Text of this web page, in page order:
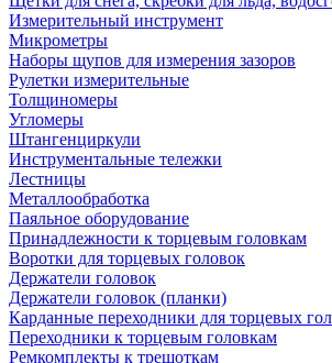
Измерительный инструмент
Микрометры
Наборы щупов для измерения зазоров
Рулетки измерительные
Толщиномеры
Угломеры
Штангенциркули
Инструментальные тележки
Лестницы
Металлообработка
Паяльное оборудование
Принадлежности к торцевым головкам
Воротки для торцевых головок
Держатели головок
Держатели головок (планки)
Карданные переходники для торцевых
Переходники к торцевым головкам
Ремкомплекты к трещоткам